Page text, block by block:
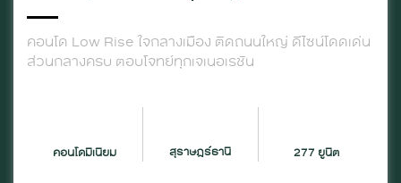
คอนโด Low Rise ใจกลางเมือง ติดถนนใหญ่ ดีไซน์โดดเด่น
ส่วนกลางครบ ตอบโจทย์ทุกเจเนอเรชัน
คอนโดมิเนียม สุราษฎร์ธานี 277 ยูนิต